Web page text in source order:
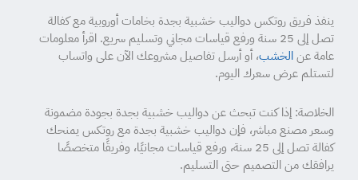
ينفذ فريق روتكس دواليب خشبية بجدة بخامات أوروبية مع كفالة
تصل إلى 25 سنة ورفع قياسات مجاني وتسليم سريع. اقرأ معلومات
عامة عنالخشب، أو أرسل تفاصيل مشروعك الآن على واتساب
لتستلم عرض سعرك اليوم.
الخلاصة: إذا كنت تبحث عن دواليب خشبية بجدة بجودة مضمونة
وسعر مصنع مباشر، فإن دواليب خشبية بجدة مع روتكس يمنحك
كفالة تصل إلى 25 سنة، ورفع قياسات مجانيًا، وفريقًا متخصصًا
يرافقك من التصميم حتى التسليم.